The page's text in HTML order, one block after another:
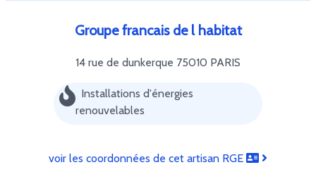
Groupe francais de l habitat
14 rue de dunkerque 75010 PARIS
Installations d'énergies
renouvelables
voir les coordonnées de cet artisan RGE